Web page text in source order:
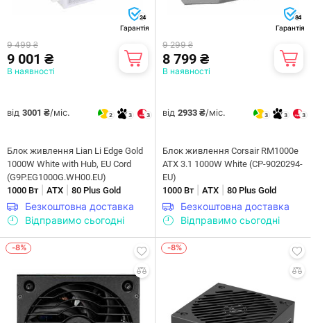
24
Гарантія
9 499 ₴
9 001 ₴
В наявності
від 3001 ₴/міс. 2 3 3
Блок живлення Lian Li Edge Gold
1000W White with Hub, EU Cord
(G9P.EG1000G.WH00.EU)
1000 Вт| ATX 80 Plus Gold
Безкоштовна доставка
Відправимо сьогодні
84
Гарантія
9 299 ₴
8 799 ₴
В наявності
від 2933 ₴/міс. 3 3 3
Блок живлення Corsair RM1000e
ATX 3.1 1000W White (CP-9020294-
EU)
1000 Вт| ATX 80 Plus Gold
Безкоштовна доставка
Відправимо сьогодні
-8% -8%